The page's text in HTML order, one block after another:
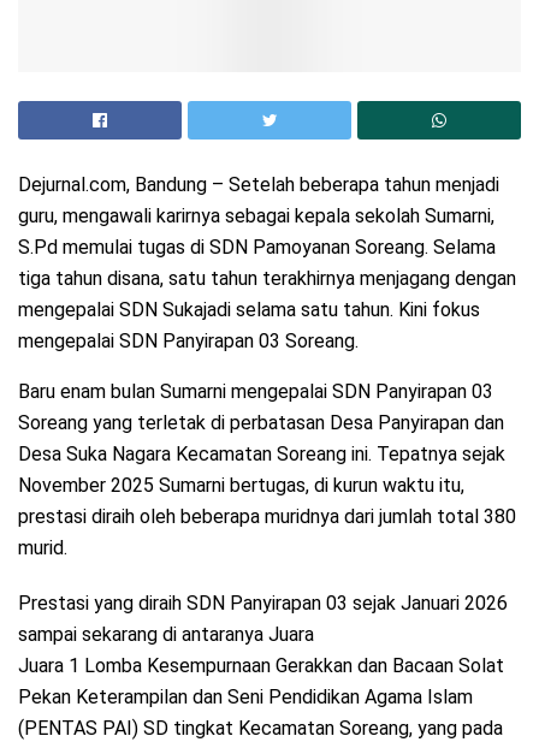
Dejurnal.com, Bandung – Setelah beberapa tahun menjadi
guru, mengawali karirnya sebagai kepala sekolah Sumarni,
S.Pd memulai tugas di SDN Pamoyanan Soreang. Selama
tiga tahun disana, satu tahun terakhirnya menjagang dengan
mengepalai SDN Sukajadi selama satu tahun. Kini fokus
mengepalai SDN Panyirapan 03 Soreang.
Baru enam bulan Sumarni mengepalai SDN Panyirapan 03
Soreang yang terletak di perbatasan Desa Panyirapan dan
Desa Suka Nagara Kecamatan Soreang ini. Tepatnya sejak
November 2025 Sumarni bertugas, di kurun waktu itu,
prestasi diraih oleh beberapa muridnya dari jumlah total 380
murid.
Prestasi yang diraih SDN Panyirapan 03 sejak Januari 2026
sampai sekarang di antaranya Juara
Juara 1 Lomba Kesempurnaan Gerakkan dan Bacaan Solat
Pekan Keterampilan dan Seni Pendidikan Agama Islam
(PENTAS PAI) SD tingkat Kecamatan Soreang, yang pada